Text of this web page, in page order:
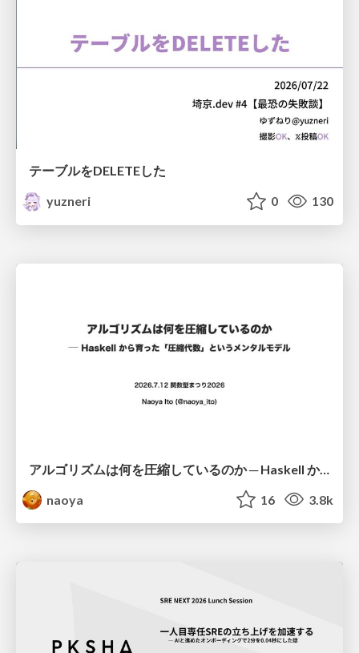
テーブルをDELETEした
yuzneri
0 130
アルゴリズムは何を圧縮しているのか ─ Haskell から育った「圧縮代数」というメンタルモデル
naoya
16 3.8k